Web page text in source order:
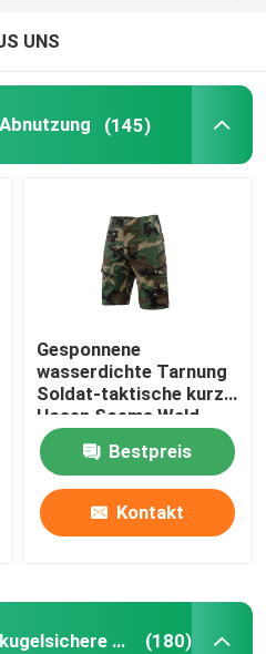
UNS
(145)
Gesponnene
wasserdichte Tarnung
Soldat-taktische kurze
Hosen Soems Wald
Bestpreis
Kontakt
Militärische taktische kugelsichere Weste (180)